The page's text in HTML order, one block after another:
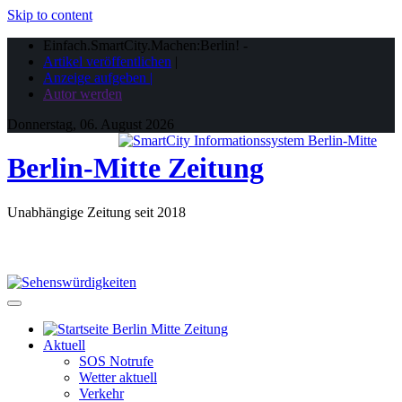
Skip to content
Einfach.SmartCity.Machen:Berlin! -
Artikel veröffentlichen |
Anzeige aufgeben |
Autor werden
Donnerstag, 06. August 2026
Berlin-Mitte Zeitung
Unabhängige Zeitung seit 2018
Aktuell
SOS Notrufe
Wetter aktuell
Verkehr